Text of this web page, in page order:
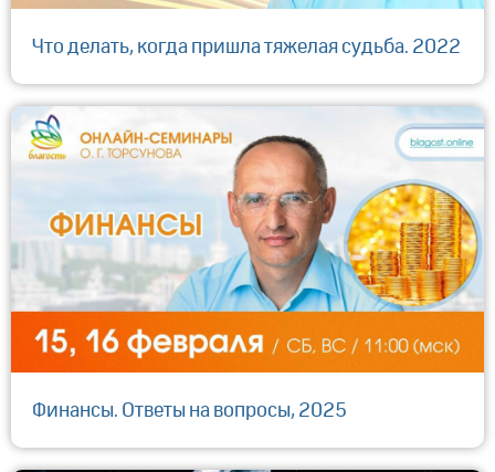
Что делать, когда пришла тяжелая судьба. 2022
Финансы. Ответы на вопросы, 2025